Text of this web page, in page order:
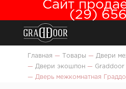
Сайт
(29)
Главная — Товары — Двери
— Двери экошпон — Graddoor
— Дверь межкомнатная